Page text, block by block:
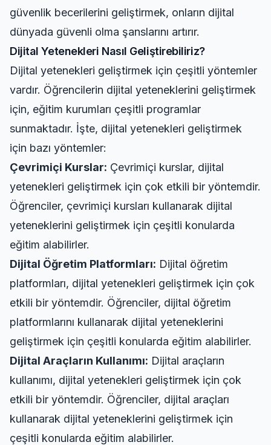
güvenlik becerilerini geliştirmek, onların dijital
dünyada güvenli olma şanslarını artırır.
Dijital Yetenekleri Nasıl Geliştirebiliriz?
Dijital yetenekleri geliştirmek için çeşitli yöntemler
vardır. Öğrencilerin dijital yeteneklerini geliştirmek
için, eğitim kurumları çeşitli programlar
sunmaktadır. İşte, dijital yetenekleri geliştirmek
için bazı yöntemler:
Çevrimiçi Kurslar: Çevrimiçi kurslar, dijital
yetenekleri geliştirmek için çok etkili bir yöntemdir.
Öğrenciler, çevrimiçi kursları kullanarak dijital
yeteneklerini geliştirmek için çeşitli konularda
eğitim alabilirler.
Dijital Öğretim Platformları: Dijital öğretim
platformları, dijital yetenekleri geliştirmek için çok
etkili bir yöntemdir. Öğrenciler, dijital öğretim
platformlarını kullanarak dijital yeteneklerini
geliştirmek için çeşitli konularda eğitim alabilirler.
Dijital Araçların Kullanımı: Dijital araçların
kullanımı, dijital yetenekleri geliştirmek için çok
etkili bir yöntemdir. Öğrenciler, dijital araçları
kullanarak dijital yeteneklerini geliştirmek için
çeşitli konularda eğitim alabilirler.